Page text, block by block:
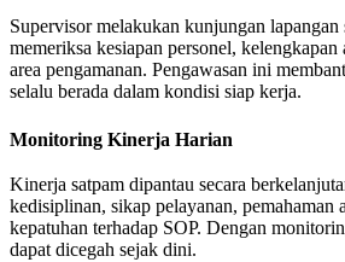
Supervisor melakukan kunjungan
memeriksa kesiapan personel,
area pengamanan. Pengawasan ini
selalu berada dalam kondisi siap kerja.
Monitoring Kinerja Harian
Kinerja satpam dipantau secara
kedisiplinan, sikap pelayanan, pemahaman
kepatuhan terhadap SOP. Dengan
dapat dicegah sejak dini.